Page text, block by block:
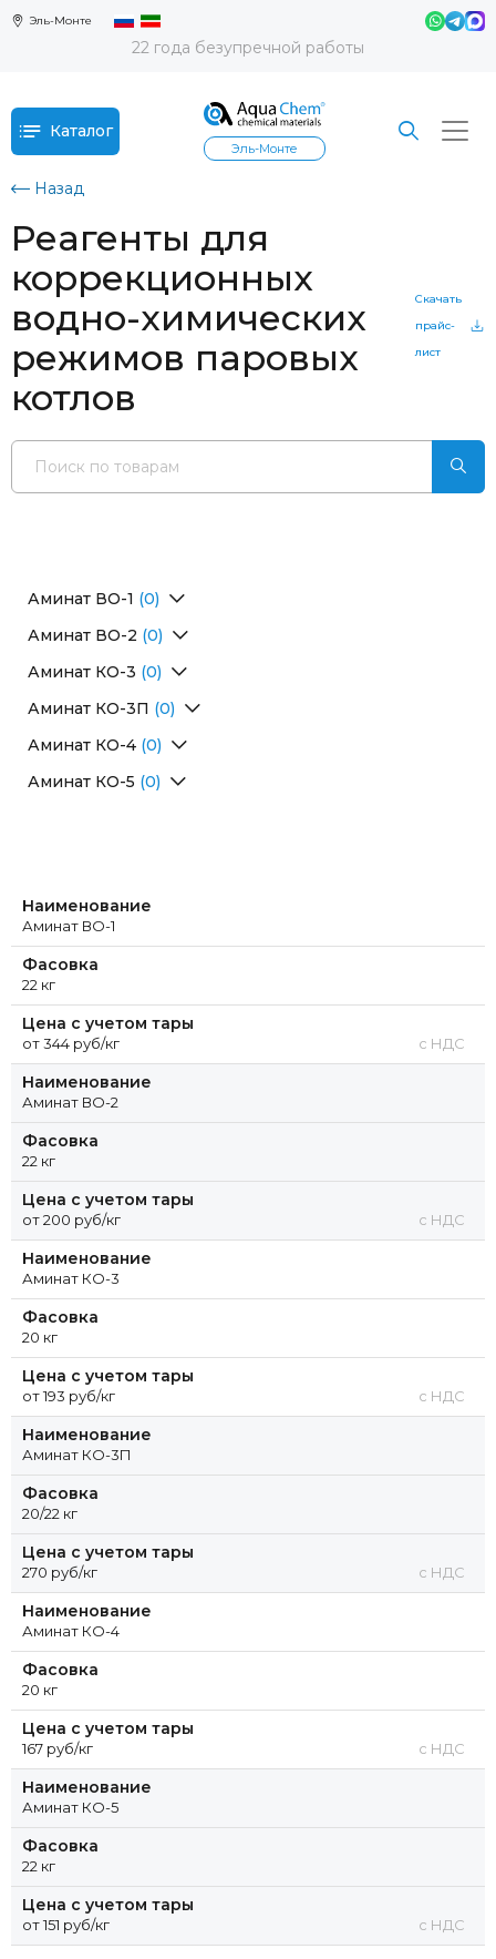
Эль-Монте
22 года безупречной работы
Каталог
Эль-Монте
Назад
Реагенты для
коррекционных
водно-химических
режимов паровых
котлов
Скачать
прайс-
лист
Аминат ВО-1 (0)
Аминат ВО-2 (0)
Аминат КО-3 (0)
Аминат КО-3П (0)
Аминат КО-4 (0)
Аминат КО-5 (0)
Наименование
Аминат ВО-1
Фасовка
22 кг
Цена с учетом тары
от 344 руб/кг с НДС
Наименование
Аминат ВО-2
Фасовка
22 кг
Цена с учетом тары
от 200 руб/кг с НДС
Наименование
Аминат КО-3
Фасовка
20 кг
Цена с учетом тары
от 193 руб/кг с НДС
Наименование
Аминат КО-3П
Фасовка
20/22 кг
Цена с учетом тары
270 руб/кг с НДС
Наименование
Аминат КО-4
Фасовка
20 кг
Цена с учетом тары
167 руб/кг с НДС
Наименование
Аминат КО-5
Фасовка
22 кг
Цена с учетом тары
от 151 руб/кг с НДС